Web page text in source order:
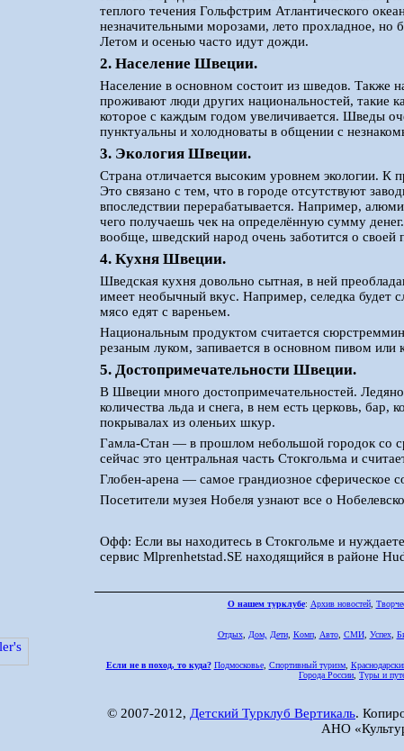
теплого течения Гольфстрим Атлантического
незначительными морозами, лето прохладное, но
Летом и осенью часто идут дожди.
2. Население Швеции.
Население в основном состоит из шведов. Также
проживают люди других национальностей, такие
которое с каждым годом увеличивается. Шведы
пунктуальны и холодноваты в общении с
3. Экология Швеции.
Страна отличается высоким уровнем экологии. К
Это связано с тем, что в городе отсутствуют
впоследствии перерабатывается. Например,
чего получаешь чек на определённую сумму
вообще, шведский народ очень заботится о своей
4. Кухня Швеции.
Шведская кухня довольно сытная, в ней
имеет необычный вкус. Например, селедка будет
мясо едят с вареньем.
Национальным продуктом считается
резаным луком, запивается в основном пивом или
5. Достопримечательности Швеции.
В Швеции много достопримечательностей.
количества льда и снега, в нем есть церковь,
покрывалах из оленьих шкур.
Гамла-Стан — в прошлом небольшой городок со
сейчас это центральная часть Стокгольма и
Глобен-арена — самое грандиозное сферическое
Посетители музея Нобеля узнают все о
Офф: Если вы находитесь в Стокгольме и
сервис Mlprenhetstad.SE находящийся в районе
О нашем турклубе: Архив новостей,
Отдых, Дом, Дети, Комп, Авто, СМИ, Успех,
Если не в поход, то куда? Подмосковье, Спортивный туризм,
Города России Туры и
© 2007-2012, Детский Турклуб Вертикаль.
АНО